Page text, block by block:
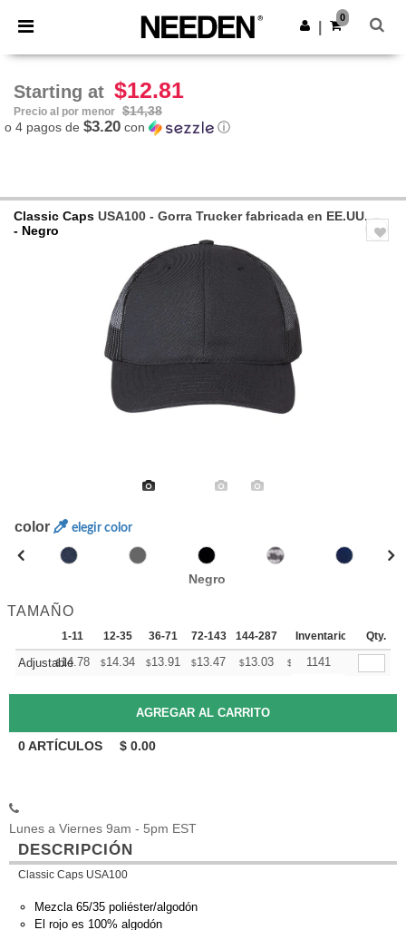
× App de Needen
¡Mejores precios en app!
Descargar app
0
Starting at $12.81
Precio al por menor $14,38
o 4 pagos de $3.20 con ⓘ
Classic Caps USA100 - Gorra Trucker fabricada en EE.UU.
- Negro
color elegir color
Negro
TAMAÑO
1-11 12-35 36-71 72-143 144-287 288 + Mas
Inventario Qty.
Adjustable
$14.78 $14.34 $13.91 $13.47 $13.03 $ 12.81
1141
0ARTÍCULOS $ 0.00
Lunes a Viernes 9am - 5pm EST
DESCRIPCIÓN
Classic Caps USA100
Mezcla 65/35 poliéster/algodón
El rojo es 100% algodón